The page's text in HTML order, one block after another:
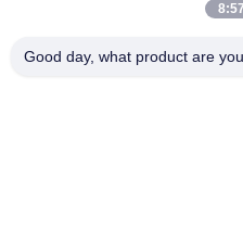
Carro sem fio exterior GPS
Good day, what product are